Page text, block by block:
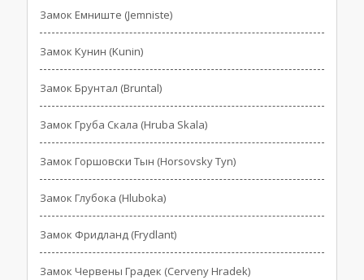
Замок Емниште (Jemniste)
Замок Кунин (Kunin)
Замок Брунтал (Bruntal)
Замок Груба Скала (Hruba Skala)
Замок Горшовски Тын (Horsovsky Tyn)
Замок Глубока (Hluboka)
Замок Фридланд (Frydlant)
Замок Червены Градек (Cerveny Hradek)